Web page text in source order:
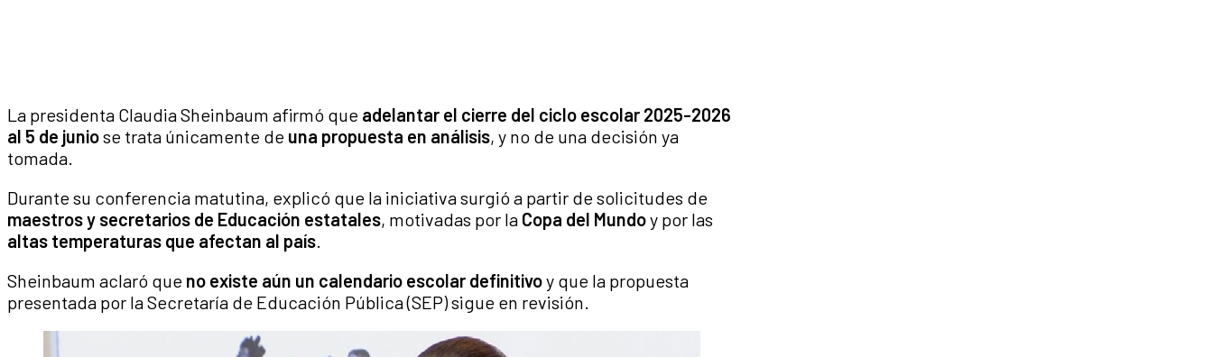
La presidenta Claudia Sheinbaum afirmó que adelantar el cierre del ciclo escolar 2025-2026
al 5 de juniose trata únicamente de una propuesta en análisis, y no de una decisión ya
tomada.
Durante su conferencia matutina, explicó que la iniciativa surgió a partir de solicitudes de
maestros y secretarios de Educación estatales, motivadas por la Copa del Mundoy por las
altas temperaturas que afectan al país.
Sheinbaum aclaró que no existe aún un calendario escolar definitivoy que la propuesta
presentada por la Secretaría de Educación Pública (SEP) sigue en revisión.